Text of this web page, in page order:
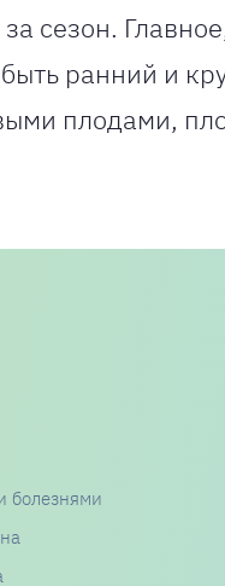
сезон.
ранний и
плодами,
болезнями